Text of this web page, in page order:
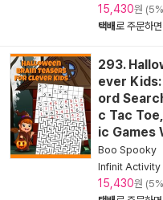
15,430원
택배로 주문하면
293.
ever
ord
c Tac
ic Games
Boo Spooky
Infinit Activity
15,430원